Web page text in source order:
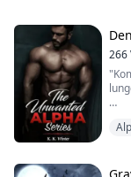
Det
266